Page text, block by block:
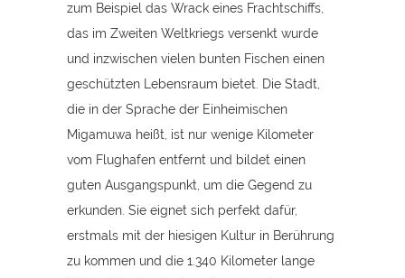
zum Beispiel das Wrack eines Frachtschiffs,
das im Zweiten Weltkriegs versenkt wurde
und inzwischen vielen bunten Fischen einen
geschützten Lebensraum bietet. Die Stadt,
die in der Sprache der Einheimischen
Migamuwa heißt, ist nur wenige Kilometer
vom Flughafen entfernt und bildet einen
guten Ausgangspunkt, um die Gegend zu
erkunden. Sie eignet sich perfekt dafür,
erstmals mit der hiesigen Kultur in Berührung
zu kommen und die 1.340 Kilometer lange